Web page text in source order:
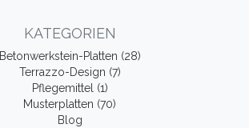
KATEGORIEN
Betonwerkstein-Platten (28)
Terrazzo-Design (7)
Pflegemittel (1)
Musterplatten (70)
Blog